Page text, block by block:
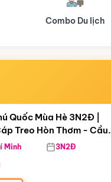
Tour Doanh Nghiệp
18:19:47
Treo Hòn Thơm
Quốc Mùa Hè 3N2Đ |
Treo Hòn Thơm - Cầu
Viên Nước Aquatopia
Minh 3N2Đ